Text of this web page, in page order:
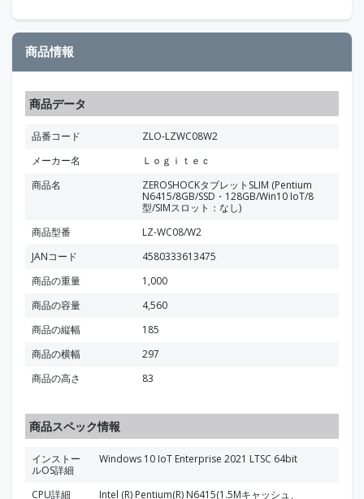
商品情報
商品データ
品番コード
ZLO-LZWC08W2
メーカー名
Ｌｏｇｉｔｅｃ
商品名
ZEROSHOCKタブレットSLIM (Pentium
N6415/8GB/SSD・128GB/Win10 IoT/8
型/SIMスロット：なし)
商品型番
LZ-WC08/W2
JANコード
4580333613475
商品の重量
1,000
商品の容量
4,560
商品の縦幅
185
商品の横幅
297
商品の高さ
83
商品スペック情報
インストー
ルOS詳細
Windows 10 IoT Enterprise 2021 LTSC 64bit
CPU詳細
Intel (R) Pentium(R) N6415(1.5Mキャッシュ、